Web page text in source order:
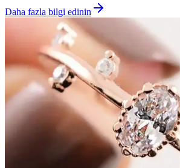
Daha fazla bilgi edinin